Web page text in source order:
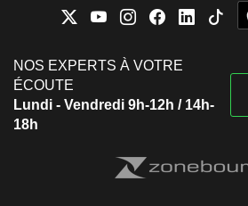
NOS EXPERTS À VOTRE
ÉCOUTE
Lundi - Vendredi 9h-12h / 14h-
18h